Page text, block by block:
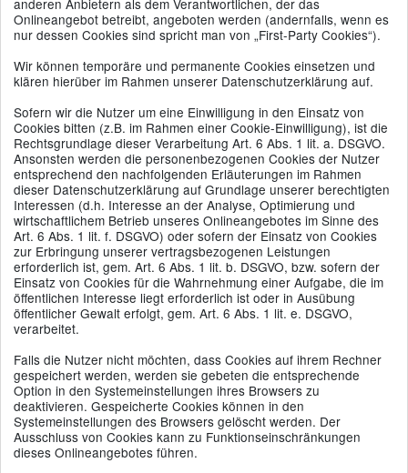
anderen Anbietern als dem Verantwortlichen, der das
Onlineangebot betreibt, angeboten werden (andernfalls, wenn es
nur dessen Cookies sind spricht man von „First-Party Cookies“).
Wir können temporäre und permanente Cookies einsetzen und
klären hierüber im Rahmen unserer Datenschutzerklärung auf.
Sofern wir die Nutzer um eine Einwilligung in den Einsatz von
Cookies bitten (z.B. im Rahmen einer Cookie-Einwilligung), ist die
Rechtsgrundlage dieser Verarbeitung Art. 6 Abs. 1 lit. a. DSGVO.
Ansonsten werden die personenbezogenen Cookies der Nutzer
entsprechend den nachfolgenden Erläuterungen im Rahmen
dieser Datenschutzerklärung auf Grundlage unserer berechtigten
Interessen (d.h. Interesse an der Analyse, Optimierung und
wirtschaftlichem Betrieb unseres Onlineangebotes im Sinne des
Art. 6 Abs. 1 lit. f. DSGVO) oder sofern der Einsatz von Cookies
zur Erbringung unserer vertragsbezogenen Leistungen
erforderlich ist, gem. Art. 6 Abs. 1 lit. b. DSGVO, bzw. sofern der
Einsatz von Cookies für die Wahrnehmung einer Aufgabe, die im
öffentlichen Interesse liegt erforderlich ist oder in Ausübung
öffentlicher Gewalt erfolgt, gem. Art. 6 Abs. 1 lit. e. DSGVO,
verarbeitet.
Falls die Nutzer nicht möchten, dass Cookies auf ihrem Rechner
gespeichert werden, werden sie gebeten die entsprechende
Option in den Systemeinstellungen ihres Browsers zu
deaktivieren. Gespeicherte Cookies können in den
Systemeinstellungen des Browsers gelöscht werden. Der
Ausschluss von Cookies kann zu Funktionseinschränkungen
dieses Onlineangebotes führen.